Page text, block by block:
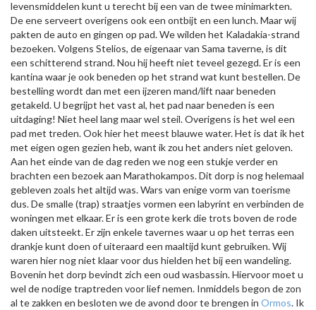
levensmiddelen kunt u terecht bij een van de twee minimarkten.
De ene serveert overigens ook een ontbijt en een lunch. Maar wij
pakten de auto en gingen op pad. We wilden het Kaladakia-strand
bezoeken. Volgens Stelios, de eigenaar van Sama taverne, is dit
een schitterend strand. Nou hij heeft niet teveel gezegd. Er is een
kantina waar je ook beneden op het strand wat kunt bestellen. De
bestelling wordt dan met een ijzeren mand/lift naar beneden
getakeld. U begrijpt het vast al, het pad naar beneden is een
uitdaging! Niet heel lang maar wel steil. Overigens is het wel een
pad met treden. Ook hier het meest blauwe water. Het is dat ik het
met eigen ogen gezien heb, want ik zou het anders niet geloven.
Aan het einde van de dag reden we nog een stukje verder en
brachten een bezoek aan Marathokampos. Dit dorp is nog helemaal
gebleven zoals het altijd was. Wars van enige vorm van toerisme
dus. De smalle (trap) straatjes vormen een labyrint en verbinden de
woningen met elkaar. Er is een grote kerk die trots boven de rode
daken uitsteekt. Er zijn enkele tavernes waar u op het terras een
drankje kunt doen of uiteraard een maaltijd kunt gebruiken. Wij
waren hier nog niet klaar voor dus hielden het bij een wandeling.
Bovenin het dorp bevindt zich een oud wasbassin. Hiervoor moet u
wel de nodige traptreden voor lief nemen. Inmiddels begon de zon
al te zakken en besloten we de avond door te brengen in Ormos. Ik